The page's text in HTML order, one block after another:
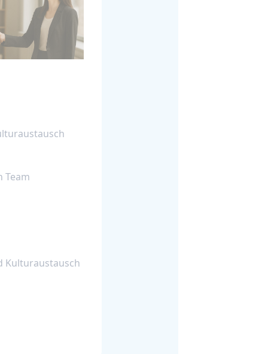
Kulturaustausch